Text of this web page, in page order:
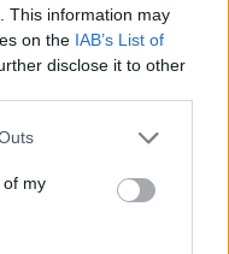
This information may
on the IAB’s List of
disclose it to other
of my